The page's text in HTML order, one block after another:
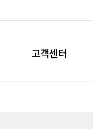
고객센터